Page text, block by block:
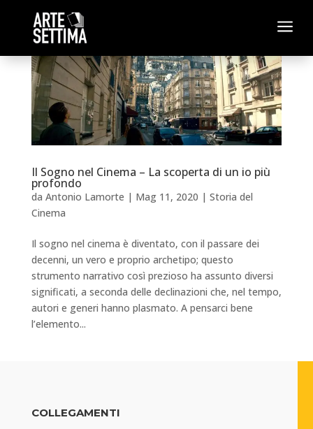
a
Il Sogno nel Cinema – La scoperta di un io più
profondo
da Antonio Lamorte | Mag 11, 2020 | Storia del
Cinema
Il sogno nel cinema è diventato, con il passare dei
decenni, un vero e proprio archetipo; questo
strumento narrativo così prezioso ha assunto diversi
significati, a seconda delle declinazioni che, nel tempo,
autori e generi hanno plasmato. A pensarci bene
l’elemento...
COLLEGAMENTI